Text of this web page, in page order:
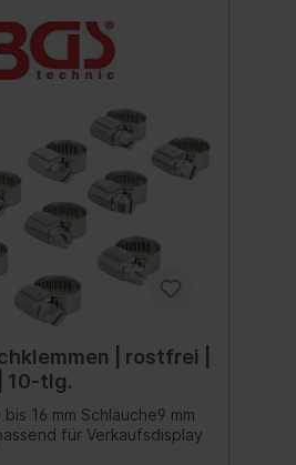
| rostfrei |
10-tlg.
16 mm Schläuche9 mm
für Verkaufsdisplay